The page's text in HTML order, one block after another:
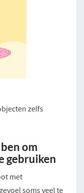
zelfs
om
gebruiken
met
soms veel te